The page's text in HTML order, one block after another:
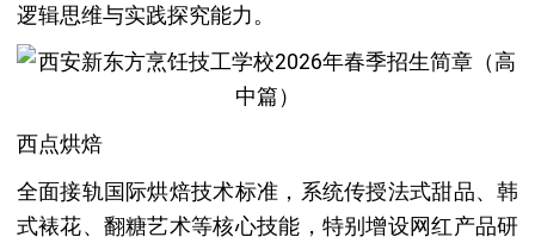
逻辑思维与实践探究能力。
西点烘焙
全面接轨国际烘焙技术标准，系统传授法式甜品、韩
式裱花、翻糖艺术等核心技能，特别增设网红产品研